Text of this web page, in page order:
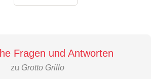
Fragen und Antworten
zu Grotto Grillo